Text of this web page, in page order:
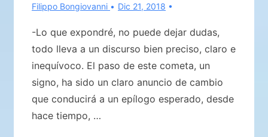
Filippo Bongiovanni Dic 21, 2018
-Lo que expondré, no puede dejar dudas,
todo lleva a un discurso bien preciso, claro e
inequívoco. El paso de este cometa, un
signo, ha sido un claro anuncio de cambio
que conducirá a un epílogo esperado, desde
hace tiempo, …